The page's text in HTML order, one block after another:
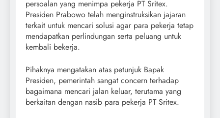
persoalan yang menimpa pekerja PT Sritex.
Presiden Prabowo telah menginstruksikan jajaran
terkait untuk mencari solusi agar para pekerja tetap
mendapatkan perlindungan serta peluang untuk
kembali bekerja.
Pihaknya mengatakan atas petunjuk Bapak
Presiden, pemerintah sangat concern terhadap
bagaimana mencari jalan keluar, terutama yang
berkaitan dengan nasib para pekerja PT Sritex.